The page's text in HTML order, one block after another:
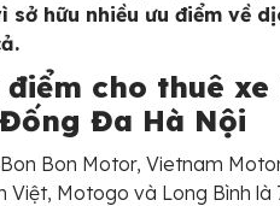
sở hữu nhiều ưu điểm về
điểm cho thuê
Đa Hà Nội
Bon Motor, Vietnam
Việt, Motogo và Long Bình là